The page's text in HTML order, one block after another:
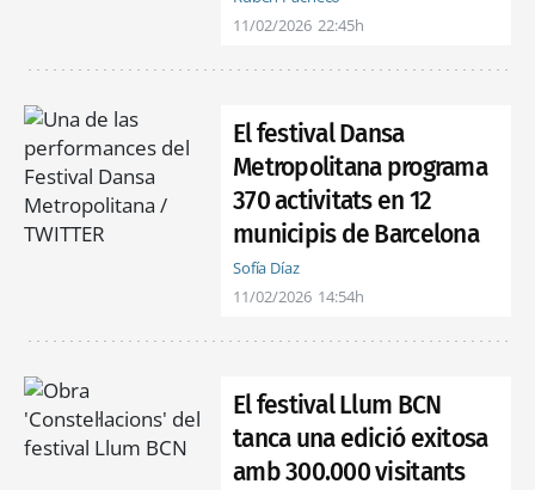
11/02/2026 22:45h
El festival Dansa
Metropolitana programa
370 activitats en 12
municipis de Barcelona
Sofía Díaz
11/02/2026 14:54h
El festival Llum BCN
tanca una edició exitosa
amb 300.000 visitants